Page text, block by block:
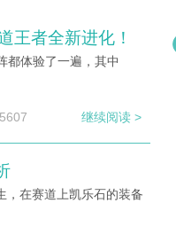
王者全新进化！
都体验了一遍，其中
5607 继续阅读 >
，在赛道上凯乐石的装备